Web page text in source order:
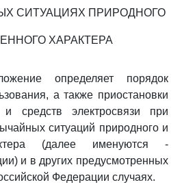
СИТУАЦИЯХ ПРИРОДНОГО
ХАРАКТЕРА
определяет порядок
а также приостановки
и средств электросвязи при
ситуаций природного и
(далее именуются -
и в других предусмотренных
Федерации случаях.